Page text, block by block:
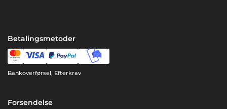
Betalingsmetoder
Bankoverførsel, Efterkrav
Forsendelse